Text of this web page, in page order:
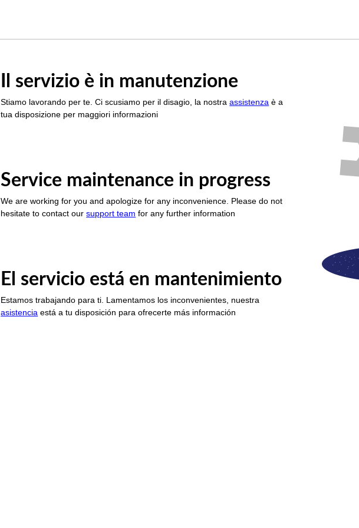
Il servizio è in manutenzione
Stiamo lavorando per te. Ci scusiamo per il disagio, la nostraassistenza è a
tua disposizione per maggiori informazioni
Service maintenance in progress
We are working for you and apologize for any inconvenience. Please do not
hesitate to contact oursupport team for any further information
El servicio está en mantenimiento
Estamos trabajando para ti. Lamentamos los inconvenientes, nuestra
asistencia está a tu disposición para ofrecerte más información